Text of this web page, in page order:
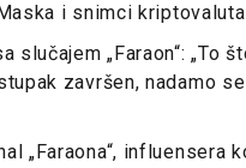
i snimci kriptovaluta
slučajem „Faraon“: „To
završen, nadamo
„Faraona“, influensera